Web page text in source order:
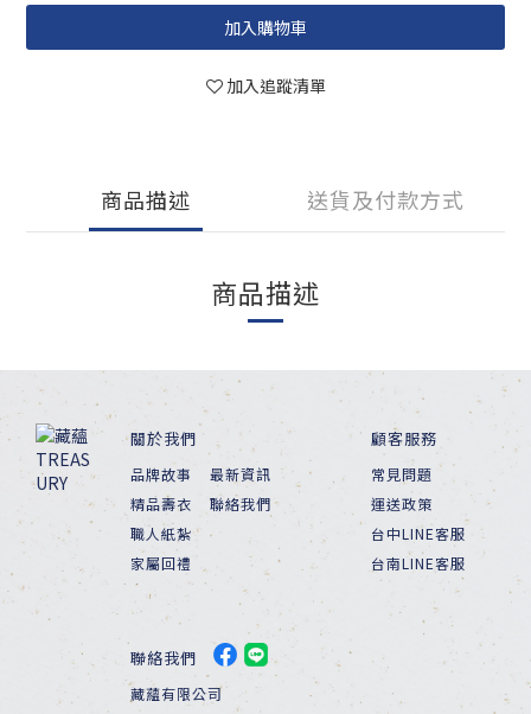
加入購物車
加入追蹤清單
商品描述 送貨及付款方式
商品描述
關於我們
品牌故事
最新資訊
精品壽衣
聯絡我們
職人紙紮
家屬回禮
顧客服務
常見問題
運送政策
台中LINE客服
台南LINE客服
聯絡我們
藏蘊有限公司